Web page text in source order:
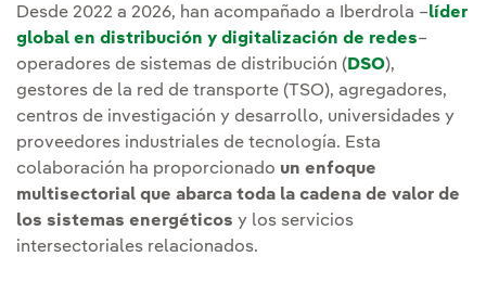
Desde 2022 a 2026, han acompañado a Iberdrola –líder
global en distribución y digitalización de redes–
operadores de sistemas de distribución (DSO),
gestores de la red de transporte (TSO), agregadores,
centros de investigación y desarrollo, universidades y
proveedores industriales de tecnología. Esta
colaboración ha proporcionado un enfoque
multisectorial que abarca toda la cadena de valor de
los sistemas energéticos y los servicios
intersectoriales relacionados.